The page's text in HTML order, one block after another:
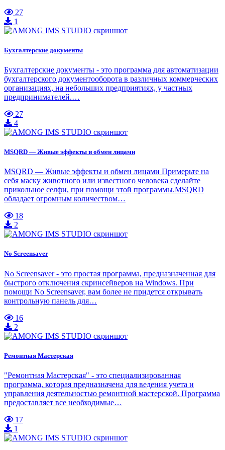
27
1
Бухгалтерские документы
Бухгалтерские документы - это программа для автоматизации
бухгалтерского документооборота в различных коммерческих
организациях, на небольших предприятиях, у частных
предпринимателей.…
27
4
MSQRD — Живые эффекты и обмен лицами
MSQRD — Живые эффекты и обмен лицами Примерьте на
себя маску животного или известного человека сделайте
прикольное селфи, при помощи этой программы.MSQRD
обладает огромным количеством…
18
2
No Screensaver
No Screensaver - это простая программа, предназначенная для
быстрого отключения скринсейверов на Windows. При
помощи No Screensaver, вам более не придется открывать
контрольную панель для…
16
2
Ремонтная Мастерская
"Ремонтная Мастерская" - это специализированная
программа, которая предназначена для ведения учета и
управления деятельностью ремонтной мастерской. Программа
предоставляет все необходимые…
17
1